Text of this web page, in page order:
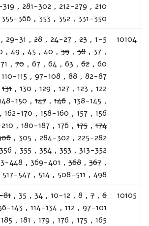
210
,
212-279
,
281-302
,
331-350
,
352
,
353
,
355-366
10104
1-5
,
23
,
24-27
,
28
,
29-31
,
,
37
,
38
,
39
,
40
,
45
,
49
,
60
,
62
,
63
,
64
,
67
,
70
,
71
82-87
,
88
,
97-108
,
110-115
122
,
123
,
127
,
129
,
130
,
131
,
138-145
,
146
,
147
,
150
156
,
157
,
158-160
,
162-170
,
174
,
175
,
176
,
180-187
,
225-282
,
284-302
,
305
,
313-352
,
353
,
354
,
355
,
356
,
367
,
368
,
369-401
,
448
498
,
508-511
,
514
,
517-547
10105
6
,
7
,
8
,
10-12
,
34
,
35
,
97-101
,
112
,
114-134
,
143
165
,
175
,
176
,
179
,
181
,